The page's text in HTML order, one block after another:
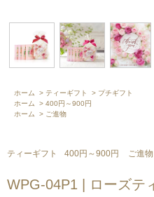
ホーム > ティーギフト > プチギフト
ホーム
> 400円～900円
ホーム
> ご進物
ティーギフト 400円～900円 ご進物
WPG-04P1 | ローズ